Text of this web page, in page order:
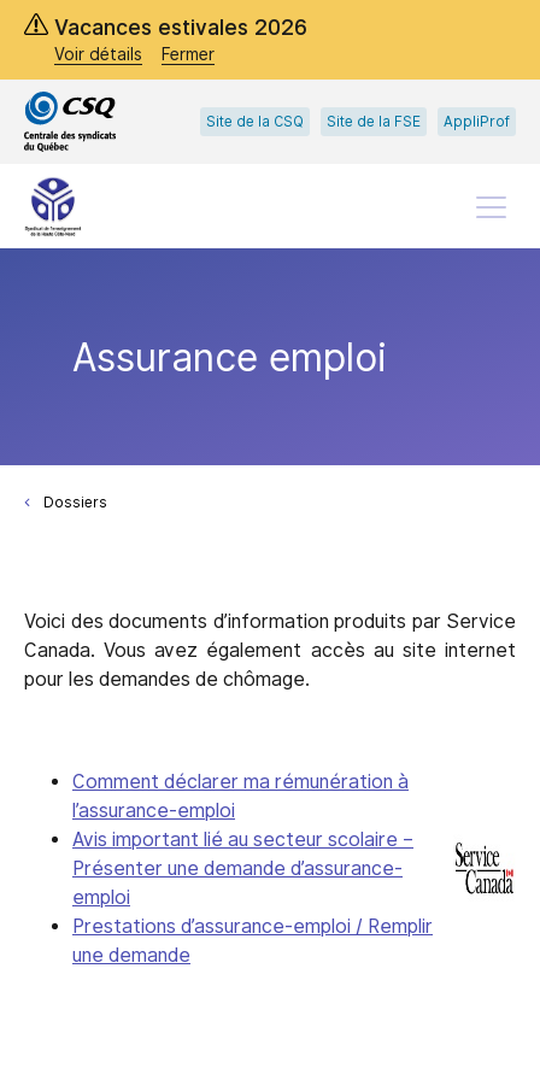
Passer
menu
principal
Passer
contenu
Vacances estivales 2026
Voir détails Fermer
Site de la CSQ Site de la FSE AppliProf
Assurance emploi
Dossiers
Voici des documents d’information produits par Service
Canada. Vous avez également accès au site internet
pour les demandes de chômage.
Comment déclarer ma rémunération à
l’assurance-emploi
Avis important lié au secteur scolaire –
Présenter une demande d’assurance-
emploi
Prestations d’assurance-emploi / Remplir
une demande